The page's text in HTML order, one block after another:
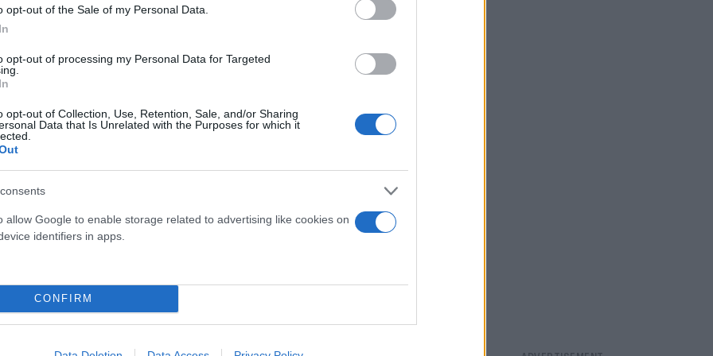
opt-out of the Sale of my Personal Data.
opt-out of processing my Personal Data for Targeted
opt-out of Collection, Use, Retention, Sale, and/or Sharing
Data that Is Unrelated with the Purposes for which it
allow Google to enable storage related to advertising like cookies on
identifiers in apps.
CONFIRM
να του αναγνωριστεί και το ελαφρυντικό της μη
και μετά, γιατί δεν είναι δυνατόν ένας κατηγορούμενος επί
διαδικασία, χωρίς οριστική ποινή χωρίς δική του
η ελαφρυντική περίσταση».
την ελληνική κοινωνία τον Δεκέμβριο του 2008, με
πρωτόδικα, τον Οκτώβριο του 2010, από το Μικτό Ορκωτό
λόγους ασφαλείας.
για ανθρωποκτονία από πρόθεση, αλλά το Μικτό Ορκωτό
έντιμου βίου (ή ελαφρυντικό του σύννομου βίου,
13 ετών, με τον Ε. Κορκονέα να αποφυλακίζεται το 2019.